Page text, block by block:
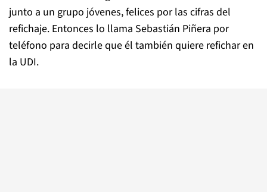
junto a un grupo jóvenes, felices por las cifras del
refichaje. Entonces lo llama Sebastián Piñera por
teléfono para decirle que él también quiere refichar en
la UDI.